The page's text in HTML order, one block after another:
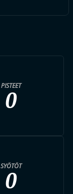
PISTEET
0
SYÖTÖT
0